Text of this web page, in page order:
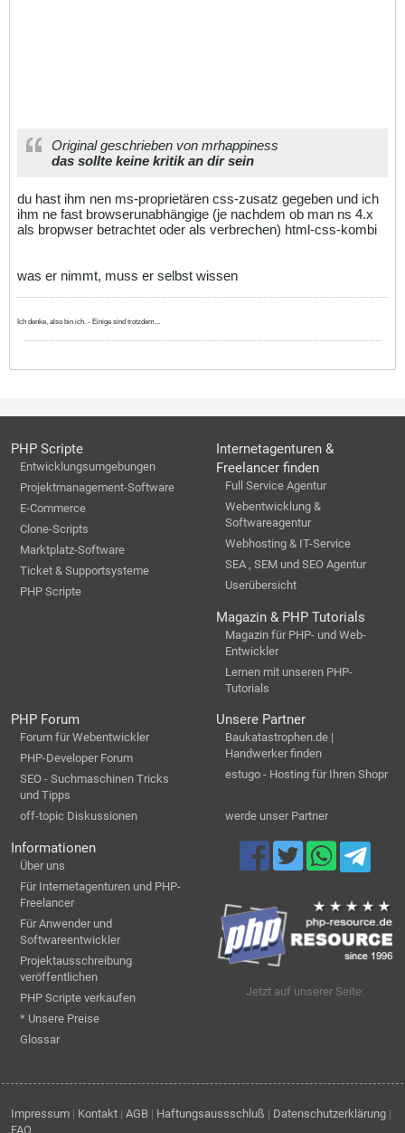
Original geschrieben von mrhappiness
das sollte keine kritik an dir sein
du hast ihm nen ms-proprietären css-zusatz gegeben und ich
ihm ne fast browserunabhängige (je nachdem ob man ns 4.x
als bropwser betrachtet oder als verbrechen) html-css-kombi
was er nimmt, muss er selbst wissen
Ich denke, also bin ich. - Einige sind trotzdem...
PHP Scripte
Entwicklungsumgebungen
Projektmanagement-Software
E-Commerce
Clone-Scripts
Marktplatz-Software
Ticket & Supportsysteme
PHP Scripte
Internetagenturen &
Freelancer finden
Full Service Agentur
Webentwicklung &
Softwareagentur
Webhosting & IT-Service
SEA , SEM und SEO Agentur
Userübersicht
Magazin & PHP Tutorials
Magazin für PHP- und Web-
Entwickler
Lernen mit unseren PHP-
Tutorials
PHP Forum
Forum für Webentwickler
PHP-Developer Forum
SEO - Suchmaschinen Tricks
und Tipps
off-topic Diskussionen
Unsere Partner
Baukatastrophen.de |
Handwerker finden
estugo - Hosting für Ihren Shopr
werde unser Partner
Informationen
Über uns
Für Internetagenturen und PHP-
Freelancer
Für Anwender und
Softwareentwickler
Projektausschreibung
veröffentlichen
PHP Scripte verkaufen
* Unsere Preise
Glossar
Jetzt auf unserer Seite:
Impressum | Kontakt | AGB | Haftungsaussschluß | Datenschutzerklärung |
FAQ